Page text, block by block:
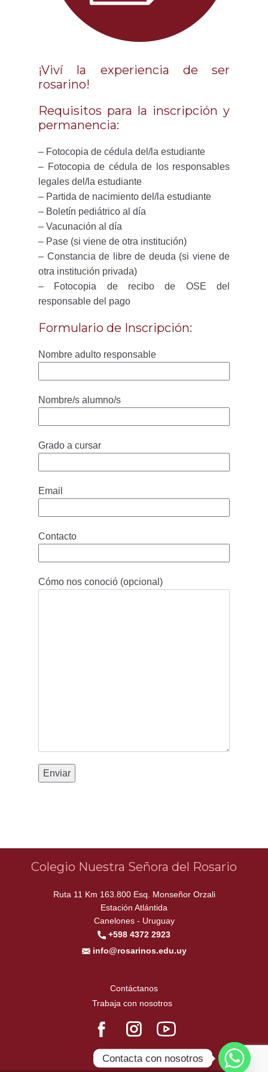
¡Viví la experiencia de ser
rosarino!
Requisitos para la inscripción y
permanencia:
– Fotocopia de cédula del/la estudiante
– Fotocopia de cédula de los responsables
legales del/la estudiante
– Partida de nacimiento del/la estudiante
– Boletín pediátrico al día
– Vacunación al día
– Pase (si viene de otra institución)
– Constancia de libre de deuda (si viene de
otra institución privada)
– Fotocopia de recibo de OSE del
responsable del pago
Formulario de Inscripción:
Nombre adulto responsable
Nombre/s alumno/s
Grado a cursar
Email
Contacto
Cómo nos conoció (opcional)
Colegio Nuestra Señora del Rosario
Ruta 11 Km 163.800 Esq. Monseñor Orzali
Estación Atlántida
Canelones - Uruguay
+598 4372 2923
info@rosarinos.edu.uy
Contáctanos
Trabaja con nosotros
Contacta con nosotros